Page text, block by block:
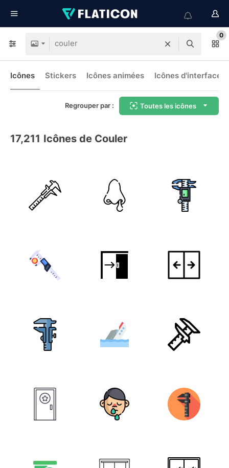
0
Icônes Stickers Icônes animées Icônes d'interface
Regrouper par : Toutes les icônes
17,211 Icônes de Couler